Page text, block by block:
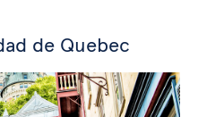
de Quebec